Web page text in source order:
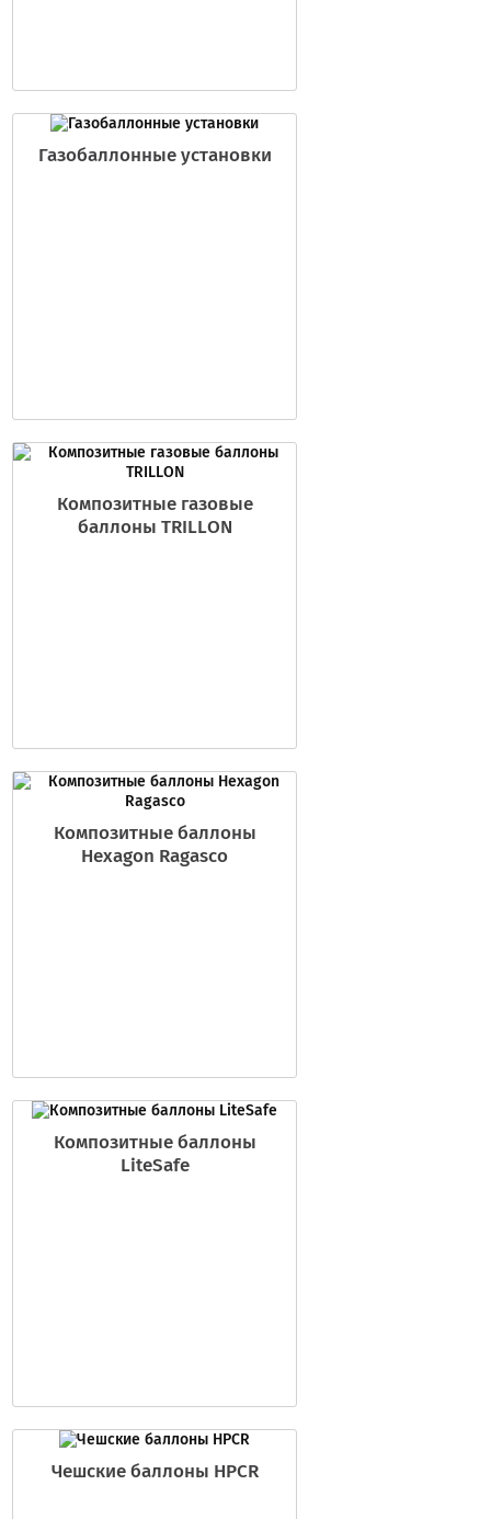
Газобаллонные установки
Композитные газовые
баллоны TRILLON
Композитные баллоны
Hexagon Ragasco
Композитные баллоны
LiteSafe
Чешские баллоны HPCR